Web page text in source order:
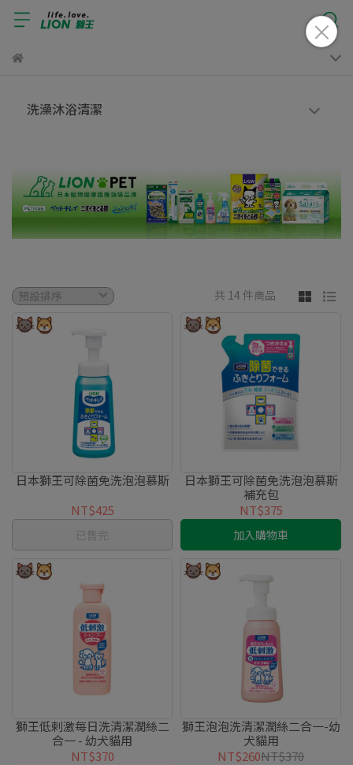
洗澡沐浴清潔
共 14 件商品
日本獅王可除菌免洗泡泡慕斯
NT$425
已售完
日本獅王可除菌免洗泡泡慕斯
補充包
NT$375
加入購物車
獅王低剌激每日洗清潔潤絲二
合一 - 幼犬貓用
NT$370
獅王泡泡洗清潔潤絲二合一-幼
犬貓用
NT$260NT$370